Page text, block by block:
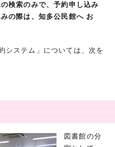
検索のみで、予約申し込み
の際は、知多公民館へ お
システム」については、次を
図書館の分